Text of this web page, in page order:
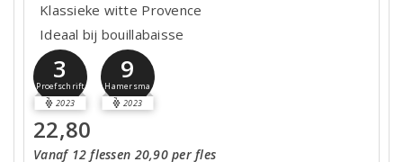
Klassieke witte Provence
Ideaal bij bouillabaisse
3
Proefschrift
2023
9
Hamersma
2023
22,80
Vanaf 12 flessen 20,90 per fles